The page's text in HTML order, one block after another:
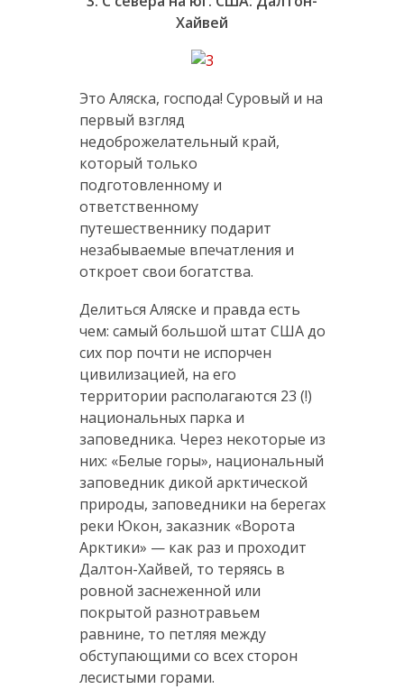
Хайвей
Это Аляска, господа! Суровый и на
первый взгляд
недоброжелательный край,
который только
подготовленному и
ответственному
путешественнику подарит
незабываемые впечатления и
откроет свои богатства.
Делиться Аляске и правда есть
чем: самый большой штат США до
сих пор почти не испорчен
цивилизацией, на его
территории располагаются 23 (!)
национальных парка и
заповедника. Через некоторые из
них: «Белые горы», национальный
заповедник дикой арктической
природы, заповедники на берегах
реки Юкон, заказник «Ворота
Арктики» — как раз и проходит
Далтон-Хайвей, то теряясь в
ровной заснеженной или
покрытой разнотравьем
равнине, то петляя между
обступающими со всех сторон
лесистыми горами.